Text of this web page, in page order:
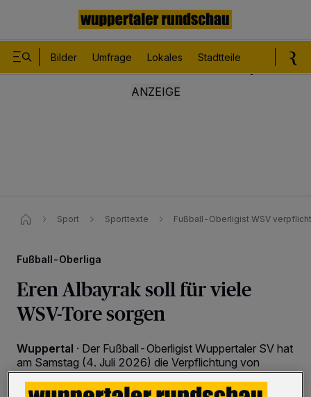
Bilder Umfrage Lokales Stadtteile
Sport Sporttexte Fußball-Oberligist WSV
Fußball-Oberliga
Eren Albayrak soll für viele
WSV-Tore sorgen
Wuppertal · Der Fußball-Oberligist Wuppertaler SV hat
am Samstag (4. Juli 2026) die Verpflichtung von
Mittelstürmer Eren Albayrak vom Westfalen-
Oberligisten SG Finnentrop/Bamenohl bestätigt.